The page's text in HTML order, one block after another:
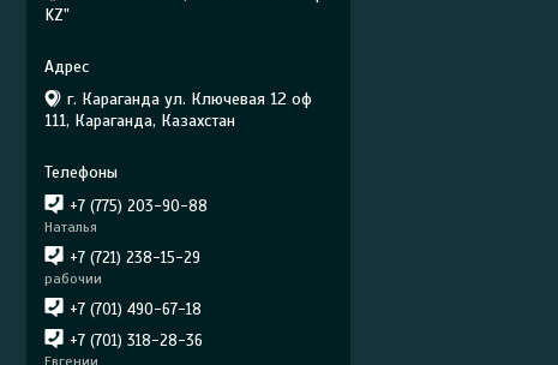
KZ"
г. Караганда ул. Ключевая 12 оф
111, Караганда, Казахстан
+7 (775) 203-90-88
Наталья
+7 (721) 238-15-29
рабочии
+7 (701) 490-67-18
+7 (701) 318-28-36
Евгении